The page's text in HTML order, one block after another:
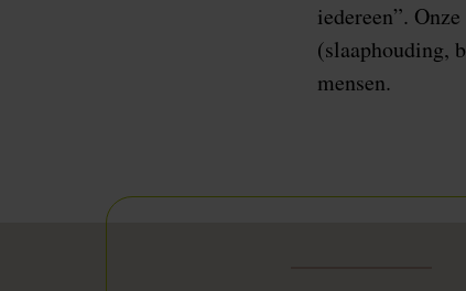
iedereen”.
(slaaphouding,
mensen.